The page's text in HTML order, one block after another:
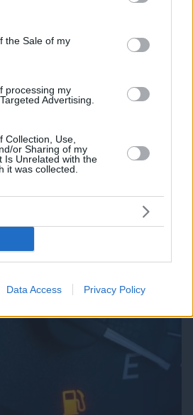
Google and its third-party tags to
specified purposes in below Google
the Sale of my
processing my
Advertising.
Collection, Use,
or Sharing of my
Is Unrelated with the
it was collected.
Data Access Privacy Policy
σακχάρου – Το ένα μειώνει